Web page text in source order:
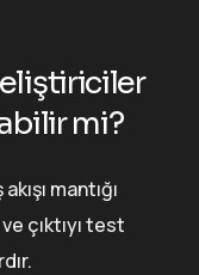
mi?
mantığı
çıktıyı test